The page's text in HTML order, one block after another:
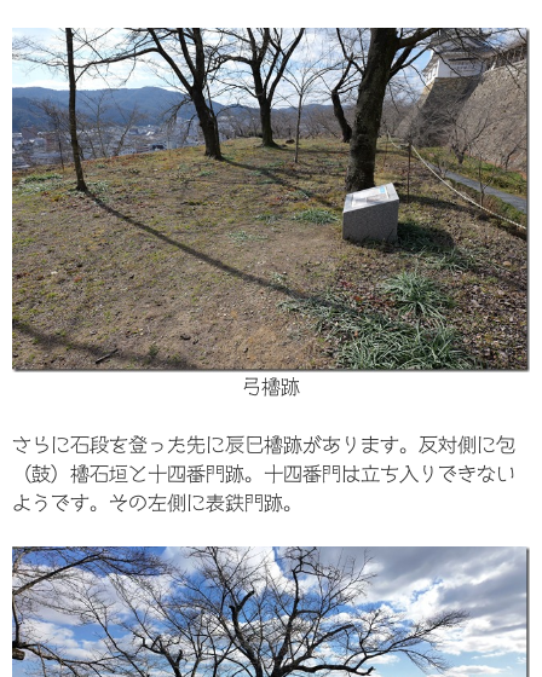
弓櫓跡
さらに石段を登った先に辰巳櫓跡があります。反対側に包
（鼓）櫓石垣と十四番門跡。十四番門は立ち入りできない
ようです。その左側に表鉄門跡。